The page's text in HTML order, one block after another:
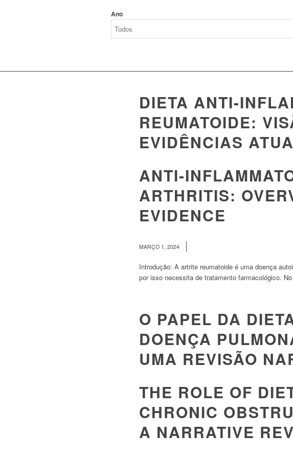
Ano
DIETA ANTI-
REUMATOIDE:
EVIDÊNCIAS
ANTI-
ARTHRITIS:
EVIDENCE
MARÇO 1, 2024
Introdução: A artrite reumatoide é uma doença
por isso necessita de tratamento farmacológico.
O PAPEL DA
DOENÇA
UMA REVISÃO
THE ROLE OF
CHRONIC
A NARRATIVE